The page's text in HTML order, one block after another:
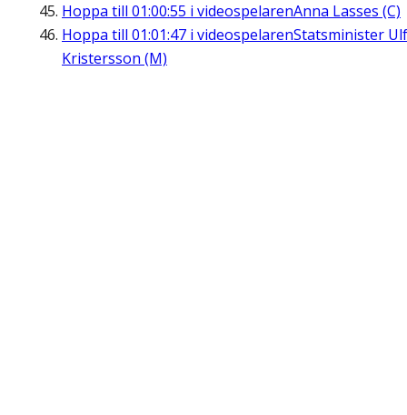
Hoppa till 01:00:55 i videospelarenAnna Lasses (C)
Hoppa till 01:01:47 i videospelarenStatsminister Ulf
Kristersson (M)